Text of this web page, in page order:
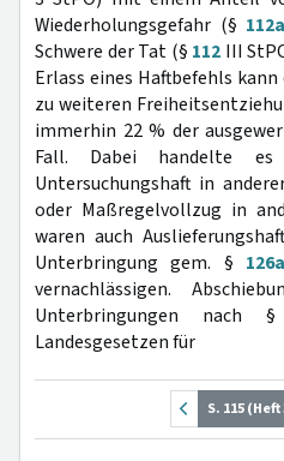
Wiederholungsgefahr (§ 112a
Schwere der Tat (§ 112 III
Erlass eines Haftbefehls
zu weiteren
immerhin 22 % der
Fall. Dabei handelte es
Untersuchungshaft in
oder Maßregelvollzug in
waren auch
Unterbringung gem. § 126a
vernachlässigen.
Unterbringungen nach
Landesgesetzen für
S. 115 (Heft